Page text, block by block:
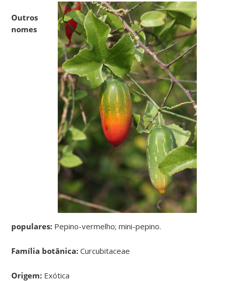
Outros
nomes
populares: Pepino-vermelho; mini-pepino.
Família botânica: Curcubitaceae
Origem: Exótica